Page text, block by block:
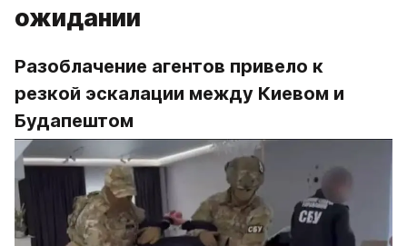
ожидании
Разоблачение агентов привело к
резкой эскалации между Киевом и
Будапештом